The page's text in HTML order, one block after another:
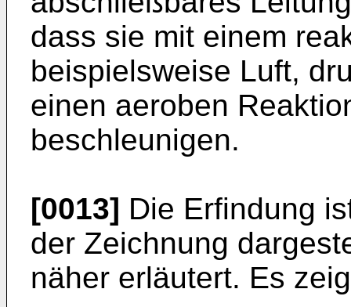
dass sie mit einem
beispielsweise Luft,
einen aeroben
beschleunigen.
[0013] Die Erfindung
der Zeichnung
näher erläutert. Es